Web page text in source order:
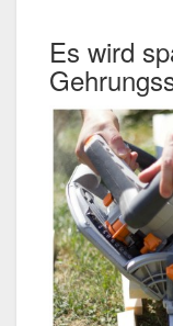
Es wird